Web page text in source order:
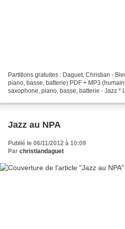
Partitions gratuites : Daguet, Christian -
piano, basse, batterie) PDF + MP3
saxophone, piano, basse, batterie - Jazz *
Jazz au NPA
Publié le 06/11/2012 à 10:09
Par christiandaguet